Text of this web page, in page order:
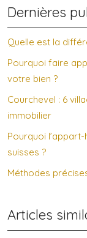
Dernières
Quelle est la
Pourquoi faire
votre bien ?
Courchevel : 6
immobilier
Pourquoi
suisses ?
Méthodes
Articles